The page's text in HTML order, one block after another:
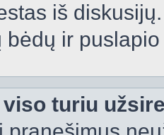
iš
bėdų ir
viso turiu